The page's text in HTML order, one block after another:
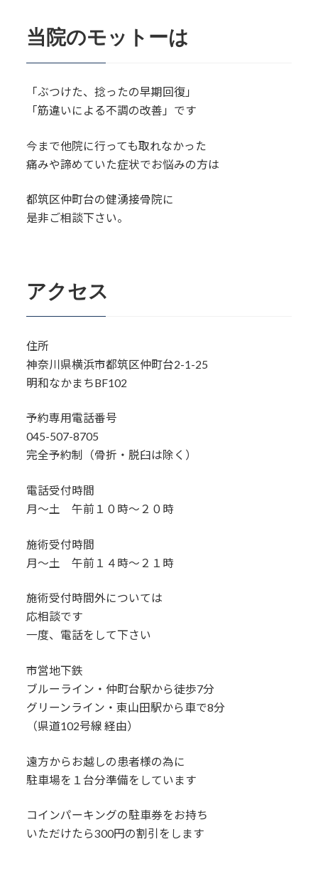
当院のモットーは
「ぶつけた、捻ったの早期回復」
「筋違いによる不調の改善」です
今まで他院に行っても取れなかった
痛みや諦めていた症状でお悩みの方は
都筑区仲町台の健湧接骨院に
是非ご相談下さい。
アクセス
住所
神奈川県横浜市都筑区仲町台2-1-25
明和なかまちBF102
予約専用電話番号
045-507-8705
完全予約制（骨折・脱臼は除く）
電話受付時間
月～土 午前１０時～２０時
施術受付時間
月～土 午前１４時～２１時
施術受付時間外については
応相談です
一度、電話をして下さい
市営地下鉄
ブルーライン・仲町台駅から徒歩7分
グリーンライン・東山田駅から車で8分
（県道102号線 経由）
遠方からお越しの患者様の為に
駐車場を１台分準備をしています
コインパーキングの駐車券をお持ち
いただけたら300円の割引をします